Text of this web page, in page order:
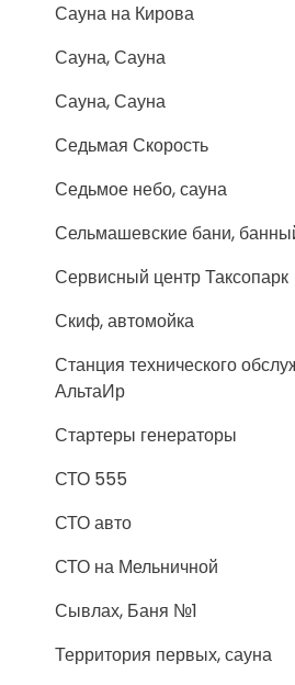
Сауна на Кирова
Сауна, Сауна
Сауна, Сауна
Седьмая Скорость
Седьмое небо, сауна
Сельмашевские бани,
Сервисный центр Таксопарк
Скиф, автомойка
Станция технического
АльтаИр
Стартеры генераторы
СТО 555
СТО авто
СТО на Мельничной
Сывлах, Баня №1
Территория первых, сауна